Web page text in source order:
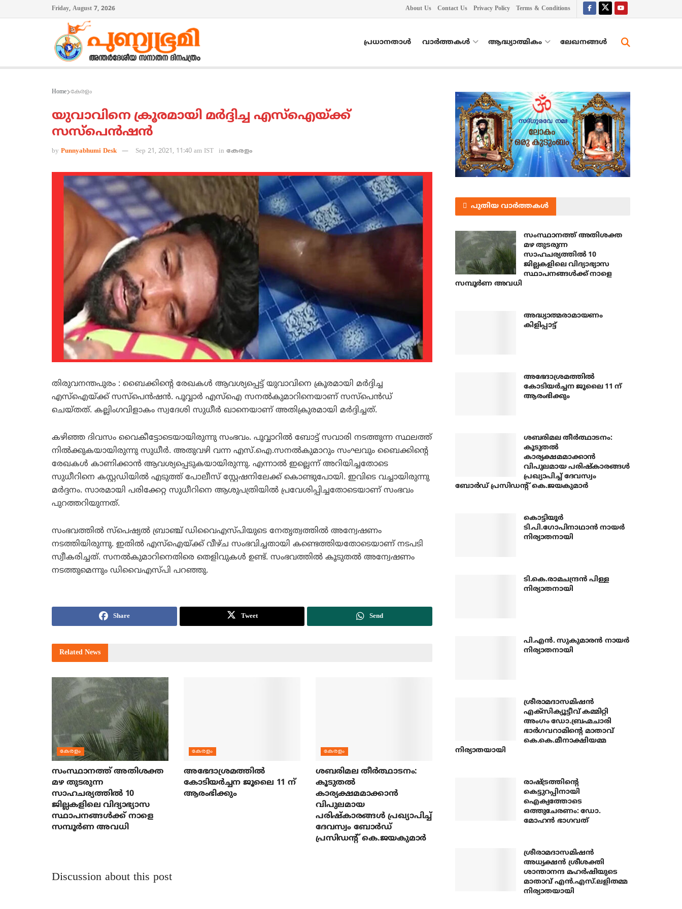
Friday, August 7, 2026 About Us Contact Us Privacy Policy Terms & Conditions
പ്രധാനതാൾ വാർത്തകൾ ആദ്ധ്യാത്മികം ലേഖനങ്ങള്‍
Home കേരളം
യുവാവിനെ ക്രൂരമായി മര്‍ദ്ദിച്ച എസ്ഐയ്ക്ക്
സസ്പെന്‍ഷന്‍
by Punnyabhumi Desk Sep 21, 2021, 11:40 am IST in കേരളം
തിരുവനന്തപുരം : ബൈക്കിന്റെ രേഖകള്‍ ആവശ്യപ്പെട്ട് യുവാവിനെ ക്രൂരമായി മര്‍ദ്ദിച്ച
എസ്ഐയ്ക്ക് സസ്പെന്‍ഷന്‍. പൂവ്വാര്‍ എസ്ഐ സനല്‍കുമാറിനെയാണ് സസ്പെന്‍ഡ്
ചെയ്തത്. കല്ലിംഗവിളാകം സ്വദേശി സുധീര്‍ ഖാനെയാണ് അതിക്രുരമായി മര്‍ദ്ദിച്ചത്.
കഴിഞ്ഞ ദിവസം വൈകീട്ടോടെയായിരുന്നു സംഭവം. പൂവ്വാറില്‍ ബോട്ട് സവാരി നടത്തുന്ന സ്ഥലത്ത്
നില്‍ക്കുകയായിരുന്നു സുധീര്‍. അതുവഴി വന്ന എസ്.ഐ.സനല്‍കുമാറും സംഘവും ബൈക്കിന്റെ
രേഖകള്‍ കാണിക്കാന്‍ ആവശ്യപ്പെടുകയായിരുന്നു. എന്നാല്‍ ഇല്ലെന്ന് അറിയിച്ചതോടെ
സുധീറിനെ കസ്റ്റഡിയില്‍ എടുത്ത് പോലീസ് സ്റ്റേഷനിലേക്ക് കൊണ്ടുപോയി. ഇവിടെ വച്ചായിരുന്നു
മര്‍ദ്ദനം. സാരമായി പരിക്കേറ്റ സുധീറിനെ ആശുപത്രിയില്‍ പ്രവേശിപ്പിച്ചതോടെയാണ് സംഭവം
പുറത്തറിയുന്നത്.
സംഭവത്തില്‍ സ്പെഷ്യല്‍ ബ്രാഞ്ച് ഡിവൈഎസ്പിയുടെ നേതൃത്വത്തില്‍ അന്വേഷണം
നടത്തിയിരുന്നു. ഇതില്‍ എസ്ഐയ്ക്ക് വീഴ്ച സംഭവിച്ചതായി കണ്ടെത്തിയതോടെയാണ് നടപടി
സ്വീകരിച്ചത്. സനല്‍കുമാറിനെതിരെ തെളിവുകള്‍ ഉണ്ട്. സംഭവത്തില്‍ കൂടുതല്‍ അന്വേഷണം
നടത്തുമെന്നും ഡിവൈഎസ്പി പറഞ്ഞു.
Share Tweet Send
Related News
കേരളം
സംസ്ഥാനത്ത് അതിശക്ത
മഴ തുടരുന്ന
സാഹചര്യത്തിൽ 10
ജില്ലകളിലെ വിദ്യാഭ്യാസ
സ്ഥാപനങ്ങൾക്ക് നാളെ
സമ്പൂർണ അവധി
കേരളം
അഭേദാശ്രമത്തില്‍
കോടിയര്‍ച്ചന ജൂലൈ 11 ന്
ആരംഭിക്കും
കേരളം
ശബരിമല തീര്‍ത്ഥാടനം:
കൂടുതല്‍
കാര്യക്ഷമമാക്കാന്‍
വിപുലമായ
പരിഷ്‌കാരങ്ങള്‍ പ്രഖ്യാപിച്ച്
ദേവസ്വം ബോര്‍ഡ്
പ്രസിഡന്റ് കെ.ജയകുമാര്‍
Discussion about this post
പുതിയ വാർത്തകൾ
സംസ്ഥാനത്ത് അതിശക്ത
മഴ തുടരുന്ന
സാഹചര്യത്തിൽ 10
ജില്ലകളിലെ വിദ്യാഭ്യാസ
സ്ഥാപനങ്ങൾക്ക് നാളെ
സമ്പൂർണ അവധി
അദ്ധ്യാത്മരാമായണം
കിളിപ്പാട്ട്
അഭേദാശ്രമത്തില്‍
കോടിയര്‍ച്ചന ജൂലൈ 11 ന്
ആരംഭിക്കും
ശബരിമല തീര്‍ത്ഥാടനം:
കൂടുതല്‍
കാര്യക്ഷമമാക്കാന്‍
വിപുലമായ പരിഷ്‌കാരങ്ങള്‍
പ്രഖ്യാപിച്ച് ദേവസ്വം
ബോര്‍ഡ് പ്രസിഡന്റ് കെ.ജയകുമാര്‍
കൊട്ടിയൂര്‍
ടി.പി.ഗോപിനാഥാന്‍ നായര്‍
നിര്യാതനായി
ടി.കെ.രാമചന്ദ്രന്‍ പിള്ള
നിര്യാതനായി
പി.എന്‍. സുകുമാരന്‍ നായര്‍
നിര്യാതനായി
ശ്രീരാമദാസമിഷന്‍
എക്‌സിക്യൂട്ടീവ് കമ്മിറ്റി
അംഗം ഡോ.ബ്രഹ്മചാരി
ഭാര്‍ഗവറാമിന്റെ മാതാവ്
കെ.കെ.മീനാക്ഷിയമ്മ
നിര്യാതയായി
രാഷ്ട്രത്തിന്റെ
കെട്ടുറപ്പിനായി
ഐക്യത്തോടെ
ഒത്തുചേരണം: ഡോ.
മോഹന്‍ ഭാഗവത്
ശ്രീരാമദാസമിഷന്‍
അധ്യക്ഷന്‍ ശ്രീശക്തി
ശാന്താനന്ദ മഹര്‍ഷിയുടെ
മാതാവ് എന്‍.എസ്.ലളിതമ്മ
നിര്യാതയായി